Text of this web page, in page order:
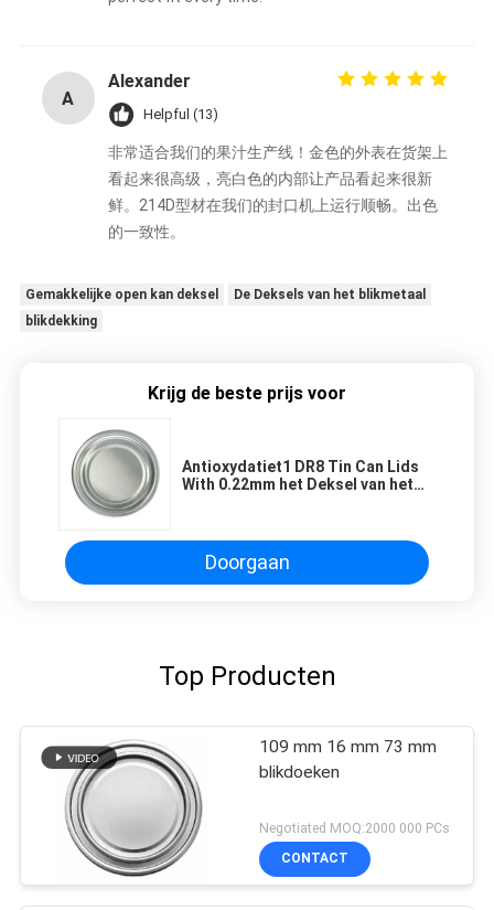
A
Alexander
Helpful (13)
非常适合我们的果汁生产线！金色的外表在货架上
看起来很高级，亮白色的内部让产品看起来很新
鲜。214D型材在我们的封口机上运行顺畅。出色
的一致性。
Gemakkelijke open kan deksel
De Deksels van het blikmetaal
blikdekking
Krijg de beste prijs voor
Antioxydatiet1 DR8 Tin Can Lids
With 0.22mm het Deksel van het
Doorgaan
Top Producten
109 mm 16 mm 73 mm
blikdoeken
Negotiated MOQ:2000 000 PCs
CONTACT